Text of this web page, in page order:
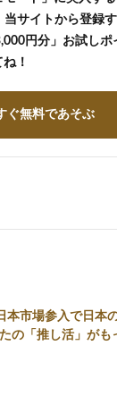
当サイトから登録
円分」お試しポ
！
ぐ無料であそぶ
本市場参入で日本
の「推し活」がも